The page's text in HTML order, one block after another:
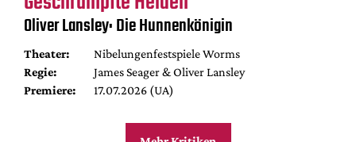
Oliver Lansley: Die Hunnenkönigin
Theater:
Nibelungenfestspiele Worms
Regie:
James Seager & Oliver Lansley
Premiere:
17.07.2026 (UA)